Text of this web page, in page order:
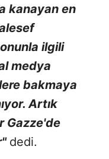
kanayan en
ilgili
medya
bakmaya
Artık
Gazze'de
dedi.